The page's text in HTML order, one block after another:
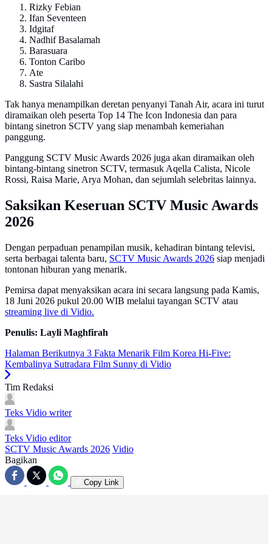
Rizky Febian
Ifan Seventeen
Idgitaf
Nadhif Basalamah
Barasuara
Tonton Caribo
Ate
Sastra Silalahi
Tak hanya menampilkan deretan penyanyi Tanah Air, acara ini turut
diramaikan oleh peserta Top 14 The Icon Indonesia dan para
bintang sinetron SCTV yang siap menambah kemeriahan
panggung.
Panggung SCTV Music Awards 2026 juga akan diramaikan oleh
bintang-bintang sinetron SCTV, termasuk Aqella Calista, Nicole
Rossi, Raisa Marie, Arya Mohan, dan sejumlah selebritas lainnya.
Saksikan Keseruan SCTV Music Awards
2026
Dengan perpaduan penampilan musik, kehadiran bintang televisi,
serta berbagai talenta baru, SCTV Music Awards 2026 siap menjadi
tontonan hiburan yang menarik.
Pemirsa dapat menyaksikan acara ini secara langsung pada Kamis,
18 Juni 2026 pukul 20.00 WIB melalui tayangan SCTV atau
streaming live di Vidio.
Penulis: Layli Maghfirah
Halaman Berikutnya 3 Fakta Menarik Film Korea Hi-Five:
Kembalinya Sutradara Film Sunny di Vidio
Tim Redaksi
Teks Vidio writer
Teks Vidio editor
SCTV Music Awards 2026 Vidio
Bagikan
Copy Link